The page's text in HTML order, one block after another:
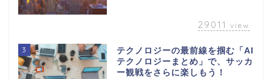
29011 view
3
テクノロジーの最前線を掴む「AI
テクノロジーまとめ」で、サッカ
ー観戦をさらに楽しもう！